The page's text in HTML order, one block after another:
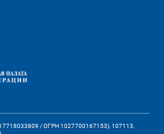
/ ОГРН 1027700167153), 107113,